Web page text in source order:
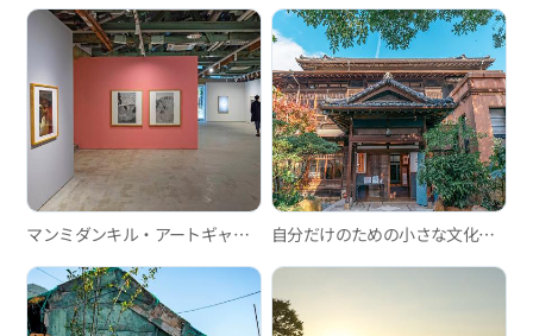
マンミダンキル・アートギャラリーツアー 自分だけのための小さな文化ツアー